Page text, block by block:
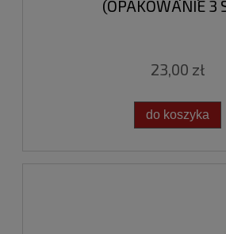
(OPAKOWANIE 3
23,00 zł
do koszyka